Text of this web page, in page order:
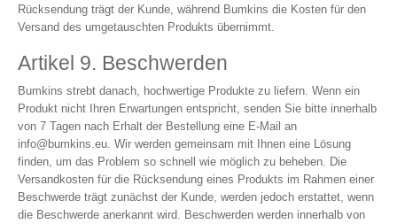
Rücksendung trägt der Kunde, während Bumkins die Kosten für den
Versand des umgetauschten Produkts übernimmt.
Artikel 9. Beschwerden
Bumkins strebt danach, hochwertige Produkte zu liefern. Wenn ein
Produkt nicht Ihren Erwartungen entspricht, senden Sie bitte innerhalb
von 7 Tagen nach Erhalt der Bestellung eine E-Mail an
info@bumkins.eu . Wir werden gemeinsam mit Ihnen eine Lösung
finden, um das Problem so schnell wie möglich zu beheben. Die
Versandkosten für die Rücksendung eines Produkts im Rahmen einer
Beschwerde trägt zunächst der Kunde, werden jedoch erstattet, wenn
die Beschwerde anerkannt wird. Beschwerden werden innerhalb von